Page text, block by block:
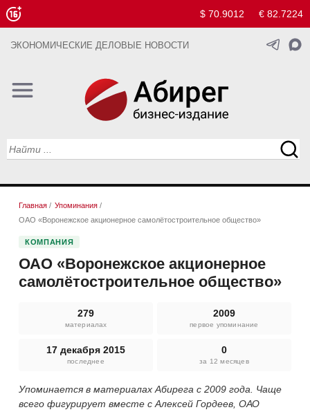
$ 70.9012 € 82.7224
ЭКОНОМИЧЕСКИЕ ДЕЛОВЫЕ НОВОСТИ
Главная / Упоминания /
ОАО «Воронежское акционерное самолётостроительное общество»
КОМПАНИЯ
ОАО «Воронежское акционерное
самолётостроительное общество»
279
материалах
2009
первое упоминание
17 декабря 2015
последнее
0
за 12 месяцев
Упоминается в материалах Абирега с 2009 года. Чаще
всего фигурирует вместе с Алексей Гордеев, ОАО